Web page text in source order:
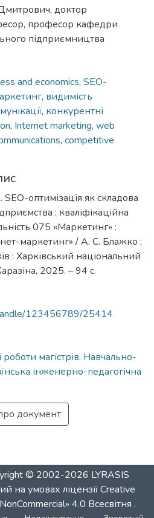
доктор
професор кафедри
підприємництва
and economics, SEO-
, видимість
, конкурентні
, Internet marketing, web
, competitive
оптимізація як складова
: кваліфікаційна
075 «Маркетинг» :
маркетинг» / А. С. Блажко ;
: Харківський національний
2025. – 94 с.
123456789/25414
роботи магістрів. Навчально-
інженерно-педагогічна
документ
© 2002-2026 LYRASIS
на умовах ліцензіїCreative
4.0 Всесвітня .